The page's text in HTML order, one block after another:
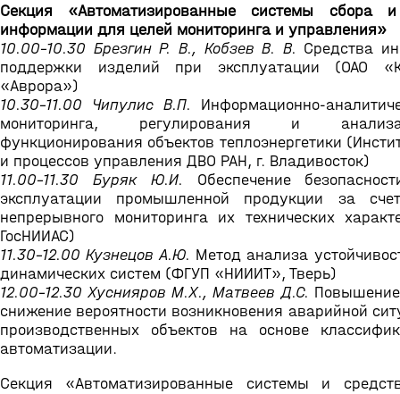
Секция «Автоматизированные системы сбора
информации для целей мониторинга и управления»
10.00-10.30 Брезгин Р. В., Кобзев В. В. Средства
поддержки изделий при эксплуатации (ОАО
«Аврора»)
10.30-11.00 Чипулис В.П. Информационно-
мониторинга, регулирования и
функционирования объектов теплоэнергетики
и процессов управления ДВО РАН, г. Владивосток)
11.00-11.30 Буряк Ю.И. Обеспечение
эксплуатации промышленной продукции за
непрерывного мониторинга их технических
ГосНИИАС)
11.30-12.00 Кузнецов А.Ю. Метод анализа
динамических систем (ФГУП «НИИИТ», Тверь)
12.00-12.30 Хуснияров М.Х., Матвеев Д.С.
снижение вероятности возникновения аварийной
производственных объектов на основе
автоматизации.
Секция «Автоматизированные системы и